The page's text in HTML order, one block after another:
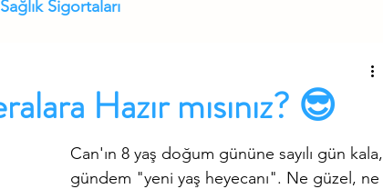
Sağlık Sigortaları
Hazır mısınız? 😎
Can'ın 8 yaş doğum gününe sayılı gün kala,
gündem "yeni yaş heyecanı". Ne güzel, ne